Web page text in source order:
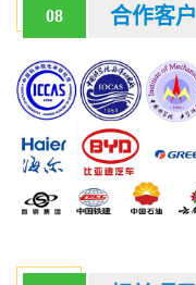
08 合作客户